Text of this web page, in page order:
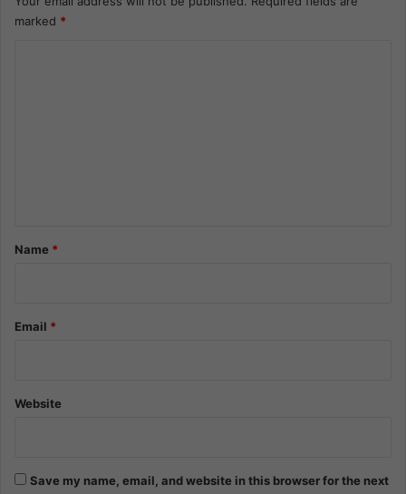
marked *
*Name *
Email *
Website
Save my name, email, and website in this browser for the next